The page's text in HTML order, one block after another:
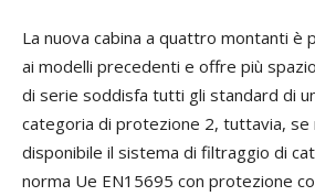
La nuova cabina a quattro montanti è
ai modelli precedenti e offre più
di serie soddisfa tutti gli standard di
categoria di protezione 2, tuttavia, se
disponibile il sistema di filtraggio di
norma Ue EN15695 con protezione